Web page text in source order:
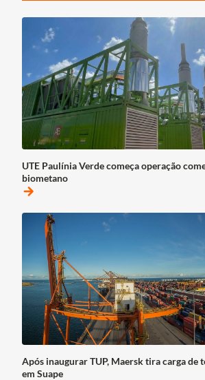
UTE Paulínia Verde começa operação
biometano
arrow_forward
Após inaugurar TUP, Maersk tira carga de
em Suape